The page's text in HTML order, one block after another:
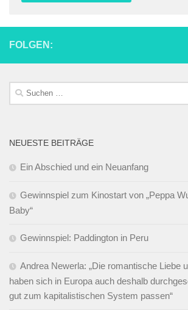
FOLGEN:
Suchen
nach:
NEUESTE BEITRÄGE
Ein Abschied und ein Neuanfang
Gewinnspiel zum Kinostart von „Peppa
Baby“
Gewinnspiel: Paddington in Peru
Andrea Newerla: „Die romantische Liebe
haben sich in Europa auch deshalb
gut zum kapitalistischen System passen“